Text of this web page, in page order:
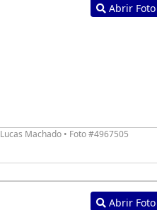
Abrir Foto
Lucas Machado • Foto #4967505
Abrir Foto